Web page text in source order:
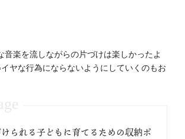
音楽を流しながらの片づけは楽しかったよ
ヤな行為にならないようにしていくのもお
られる子どもに育てるための収納ポ